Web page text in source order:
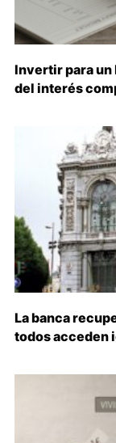
Invertir para un
del interés
La banca
todos acceden